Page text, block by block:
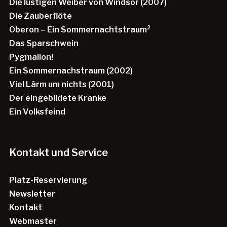
Die lustigen Weiber von Windsor (2007)
Die Zauberflöte
Oberon – Ein Sommernachtstraum²
Das Sparschwein
Pygmalion!
Ein Sommernachstraum (2002)
Viel Lärm um nichts (2001)
Der eingebildete Kranke
Ein Volksfeind
Kontakt und Service
Platz-Reservierung
Newsletter
Kontakt
Webmaster